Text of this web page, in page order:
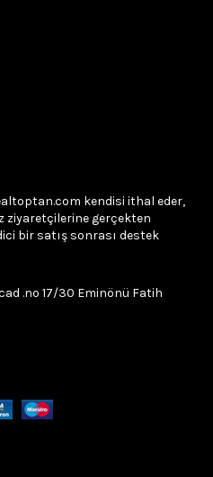
kendisi ithal eder,
ziyaretçilerine gerçekten
bir satış sonrası destek
.no 17/30 Eminönü Fatih